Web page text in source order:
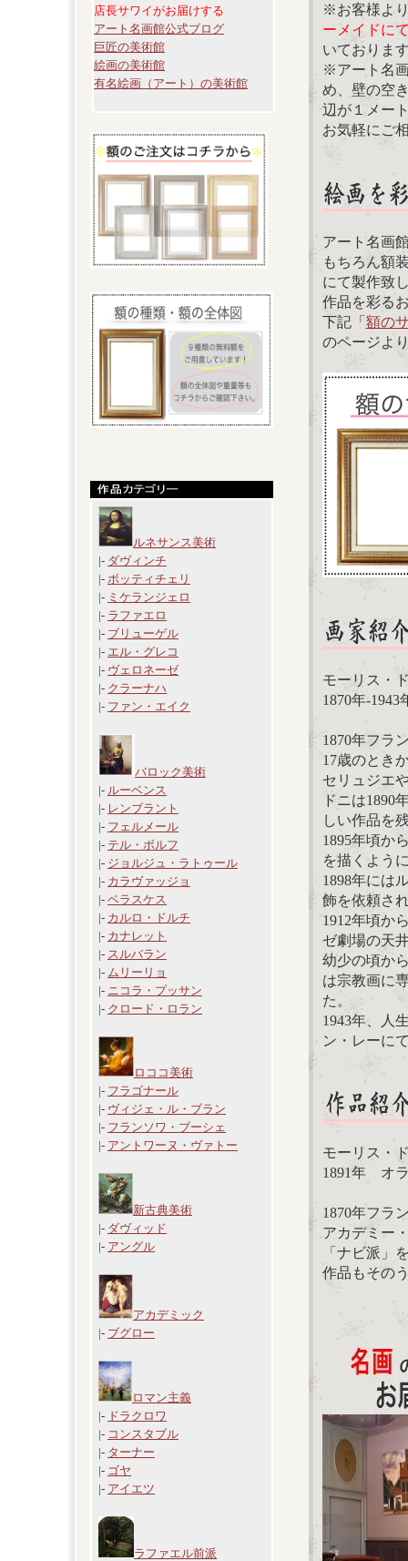
店長サワイがお届けする
アート名画館公式ブログ
巨匠の美術館
絵画の美術館
有名絵画（アート）の美術館
ルネサンス美術
|- ダヴィンチ
|- ボッティチェリ
|- ミケランジェロ
|- ラファエロ
|- ブリューゲル
|- エル・グレコ
|- ヴェロネーゼ
|- クラーナハ
|- ファン・エイク
バロック美術
|- ルーベンス
|- レンブラント
|- フェルメール
|- テル・ボルフ
|- ジョルジュ・ラトゥール
|- カラヴァッジョ
|- ベラスケス
|- カルロ・ドルチ
|- カナレット
|- スルバラン
|- ムリーリョ
|- ニコラ・プッサン
|- クロード・ロラン
ロココ美術
|- フラゴナール
|- ヴィジェ・ル・ブラン
|- フランソワ・ブーシェ
|- アントワーヌ・ヴァトー
新古典美術
|- ダヴィッド
|- アングル
アカデミック
|- ブグロー
ロマン主義
|- ドラクロワ
|- コンスタブル
|- ターナー
|- ゴヤ
|- アイエツ
ラファエル前派
※お客様よ
ーメイドに
いておりま
※アート名
め、壁の空
辺が１メー
お気軽にご
アート名画
もちろん額
にて製作致
作品を彩る
下記「額の
のページよ
モーリス・
1870年-
1870年フラ
17歳のとき
セリュジエ
ドニは1890
しい作品を
1895年頃か
を描くよう
1898年には
飾を依頼さ
1912年頃か
ゼ劇場の天
幼少の頃か
は宗教画に
た。
1943年、人
ン・レーに
モーリス・
1891年 オ
1870年フラ
アカデミー
「ナビ派」
作品もその